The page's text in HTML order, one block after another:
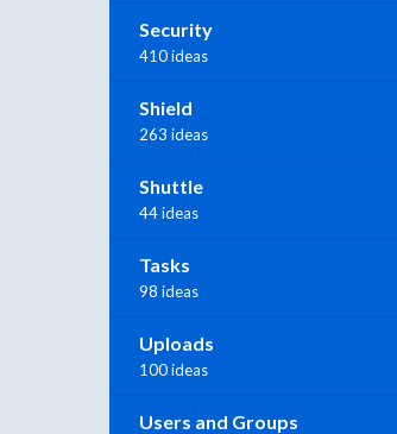
Security
410 ideas
Shield
263 ideas
Shuttle
44 ideas
Tasks
98 ideas
Uploads
100 ideas
Users and Groups